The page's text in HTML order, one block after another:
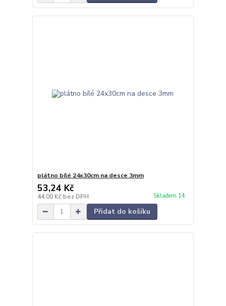
plátno bílé 24x30cm na desce 3mm
53,24 Kč
44,00 Kč bez DPH Skladem 14
Přidat do košíku